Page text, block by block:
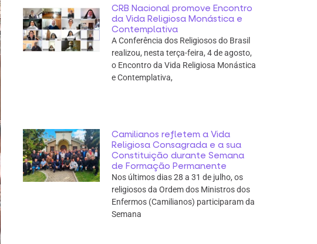
CRB Nacional promove Encontro
da Vida Religiosa Monástica e
Contemplativa
A Conferência dos Religiosos do Brasil
realizou, nesta terça-feira, 4 de agosto,
o Encontro da Vida Religiosa Monástica
e Contemplativa,
Camilianos refletem a Vida
Religiosa Consagrada e a sua
Constituição durante Semana
de Formação Permanente
Nos últimos dias 28 a 31 de julho, os
religiosos da Ordem dos Ministros dos
Enfermos (Camilianos) participaram da
Semana